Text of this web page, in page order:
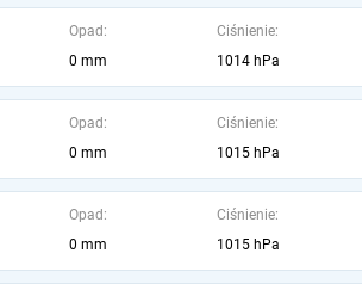
Opad:
0 mm
Ciśnienie:
1014 hPa
Opad:
0 mm
Ciśnienie:
1015 hPa
Opad:
0 mm
Ciśnienie:
1015 hPa